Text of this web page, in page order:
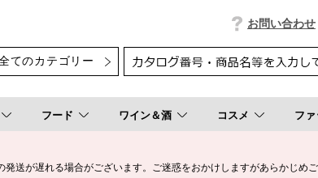
お問い合わせ
フード ワイン＆酒 コスメ フ
送が遅れる場合がございます。ご迷惑をおかけしますがあらかじめご